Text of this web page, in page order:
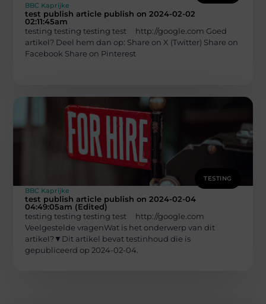
BBC Kaprijke
test publish article publish on 2024-02-02
02:11:45am
testing testing testing test http://google.com Goed
artikel? Deel hem dan op: Share on X (Twitter) Share on
Facebook Share on Pinterest
TESTING
BBC Kaprijke
test publish article publish on 2024-02-04
04:49:05am (Edited)
testing testing testing test http://google.com
Veelgestelde vragenWat is het onderwerp van dit
artikel?▼Dit artikel bevat testinhoud die is
gepubliceerd op 2024-02-04.